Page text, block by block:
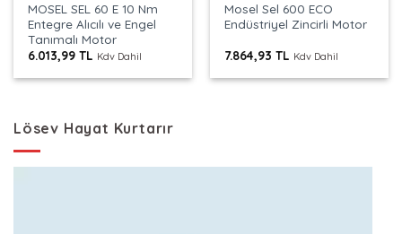
MOSEL SEL 60 E 10 Nm
Entegre Alıcılı ve Engel
Tanımalı Motor
6.013,99TL Kdv Dahil
Mosel Sel 600 ECO
Endüstriyel Zincirli Motor
7.864,93TL Kdv Dahil
Lösev Hayat Kurtarır